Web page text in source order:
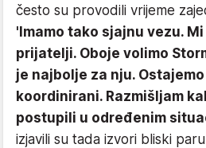
često su provodili vrijeme
'Imamo tako sjajnu vezu.
prijatelji. Oboje volimo
je najbolje za nju.
koordinirani. Razmišljam
postupili u određenim
izjavili su tada izvori bliski